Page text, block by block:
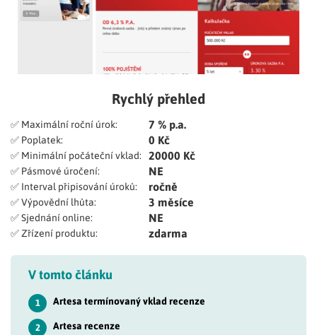
Rychlý přehled
✅ Maximální roční úrok: 7 % p.a.
✅ Poplatek: 0 Kč
✅ Minimální počáteční vklad: 20000 Kč
✅ Pásmové úročení: NE
✅ Interval připisování úroků: ročně
✅ Výpovědní lhůta: 3 měsíce
✅ Sjednání online: NE
✅ Zřízení produktu: zdarma
V tomto článku
1 Artesa termínovaný vklad recenze
2 Artesa recenze